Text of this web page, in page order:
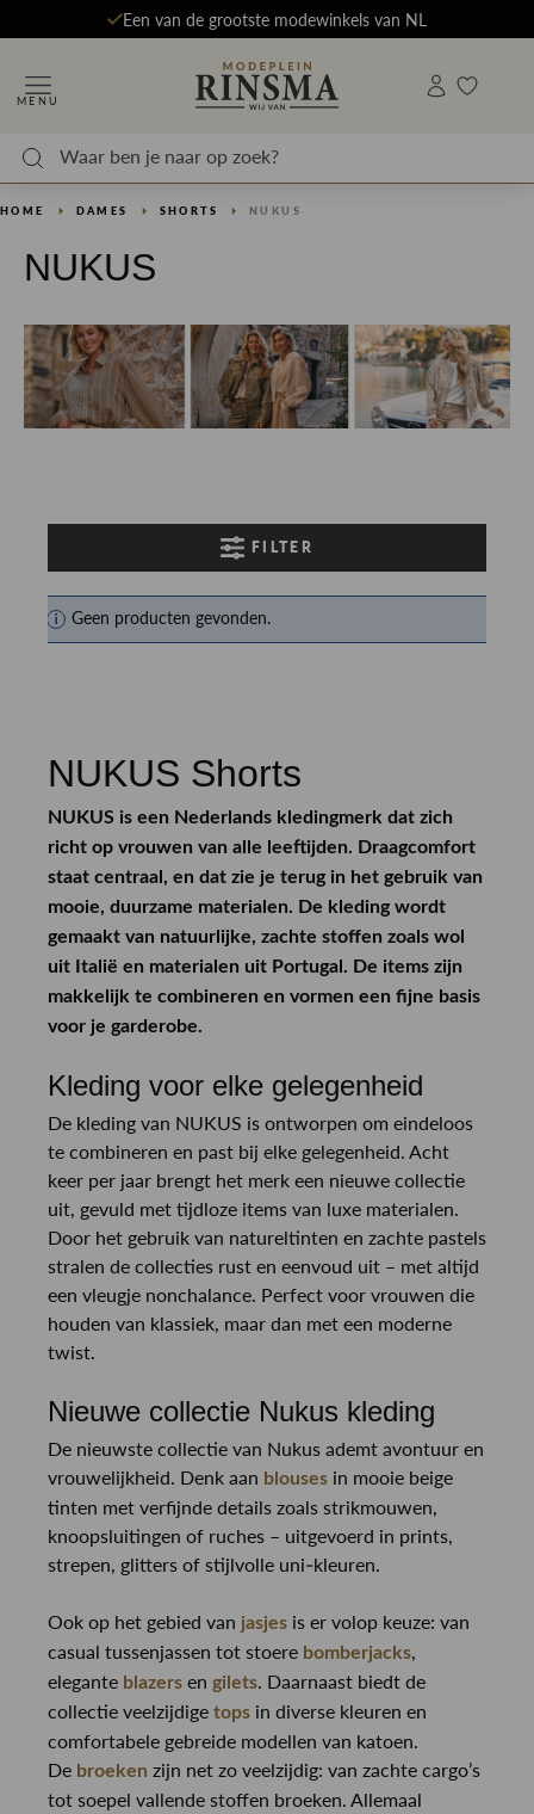
Een van de grootste modewinkels van NL
MENU
HOME DAMES SHORTS NUKUS
NUKUS
FILTER
Geen producten gevonden.
NUKUS Shorts
NUKUS is een Nederlands kledingmerk dat zich
richt op vrouwen van alle leeftijden. Draagcomfort
staat centraal, en dat zie je terug in het gebruik van
mooie, duurzame materialen. De kleding wordt
gemaakt van natuurlijke, zachte stoffen zoals wol
uit Italië en materialen uit Portugal. De items zijn
makkelijk te combineren en vormen een fijne basis
voor je garderobe.
Kleding voor elke gelegenheid
De kleding van NUKUS is ontworpen om eindeloos
te combineren en past bij elke gelegenheid. Acht
keer per jaar brengt het merk een nieuwe collectie
uit, gevuld met tijdloze items van luxe materialen.
Door het gebruik van natureltinten en zachte pastels
stralen de collecties rust en eenvoud uit – met altijd
een vleugje nonchalance. Perfect voor vrouwen die
houden van klassiek, maar dan met een moderne
twist.
Nieuwe collectie Nukus kleding
De nieuwste collectie van Nukus ademt avontuur en
vrouwelijkheid. Denk aan blouses in mooie beige
tinten met verfijnde details zoals strikmouwen,
knoopsluitingen of ruches – uitgevoerd in prints,
strepen, glitters of stijlvolle uni-kleuren.
Ook op het gebied van jasjes is er volop keuze: van
casual tussenjassen tot stoere bomberjacks
elegante blazers en gilets . Daarnaast biedt de
collectie veelzijdige tops in diverse kleuren en
comfortabele gebreide modellen van katoen.
De broeken zijn net zo veelzijdig: van zachte cargo’s
tot soepel vallende stoffen broeken. Allemaal